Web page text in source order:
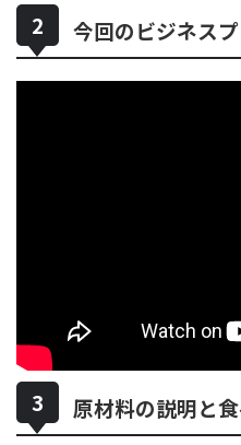
今回のビジネス
原材料の説明と